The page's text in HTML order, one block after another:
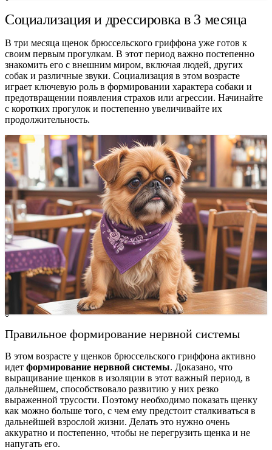
Социализация и дрессировка в 3 месяца
В три месяца щенок брюссельского гриффона уже готов к
своим первым прогулкам. В этот период важно постепенно
знакомить его с внешним миром, включая людей, других
собак и различные звуки. Социализация в этом возрасте
играет ключевую роль в формировании характера собаки и
предотвращении появления страхов или агрессии. Начинайте
с коротких прогулок и постепенно увеличивайте их
продолжительность.
Правильное формирование нервной системы
В этом возрасте у щенков брюссельского гриффона активно
идет формирование нервной системы. Доказано, что
выращивание щенков в изоляции в этот важный период, в
дальнейшем, способствовало развитию у них резко
выраженной трусости. Поэтому необходимо показать щенку
как можно больше того, с чем ему предстоит сталкиваться в
дальнейшей взрослой жизни. Делать это нужно очень
аккуратно и постепенно, чтобы не перегрузить щенка и не
напугать его.